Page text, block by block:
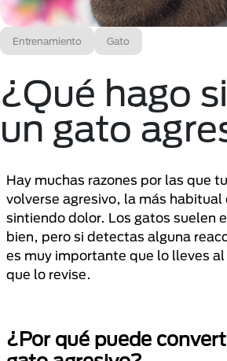
Entrenamiento Gato
¿Qué hago
un gato
Hay muchas razones por las que
volverse agresivo, la más habitual
sintiendo dolor. Los gatos suelen
bien, pero si detectas alguna
es muy importante que lo lleves
que lo revise.
¿Por qué puede